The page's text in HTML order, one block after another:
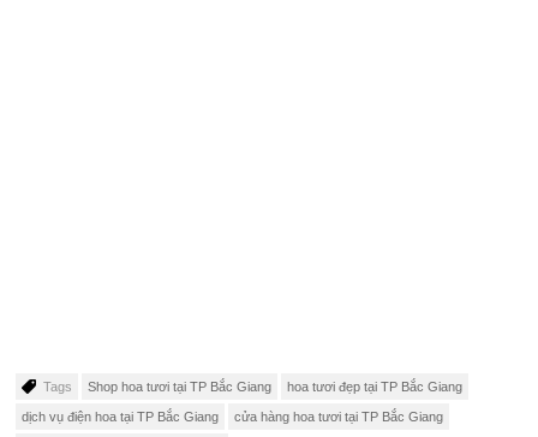
Tags Shop hoa tươi tại TP Bắc Giang hoa tươi đẹp tại TP Bắc Giang
dịch vụ điện hoa tại TP Bắc Giang cửa hàng hoa tươi tại TP Bắc Giang